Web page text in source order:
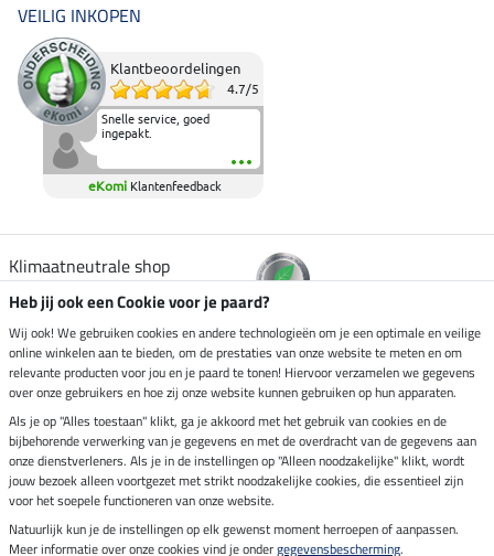
VEILIG INKOPEN
Klantbeoordelingen
4.7/5
Snelle service, goed
ingepakt.
eKomi Klantenfeedback
Klimaatneutrale shop
Verzending per
Veilig betalen met
Impressum
Heb jij ook een Cookie voor je paard?
Wij ook! We gebruiken cookies en andere technologieën om je een optimale en veilige
online winkelen aan te bieden, om de prestaties van onze website te meten en om
relevante producten voor jou en je paard te tonen! Hiervoor verzamelen we gegevens
over onze gebruikers en hoe zij onze website kunnen gebruiken op hun apparaten.
Als je op "Alles toestaan" klikt, ga je akkoord met het gebruik van cookies en de
bijbehorende verwerking van je gegevens en met de overdracht van de gegevens aan
onze dienstverleners. Als je in de instellingen op "Alleen noodzakelijke" klikt, wordt
jouw bezoek alleen voortgezet met strikt noodzakelijke cookies, die essentieel zijn
voor het soepele functioneren van onze website.
Natuurlijk kun je de instellingen op elk gewenst moment herroepen of aanpassen.
Meer informatie over onze cookies vind je ondergegevensbescherming.